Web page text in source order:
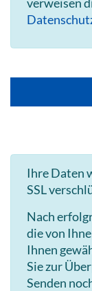
Ihre Daten
SSL
Nach
die von
Ihnen
Sie zur
Senden